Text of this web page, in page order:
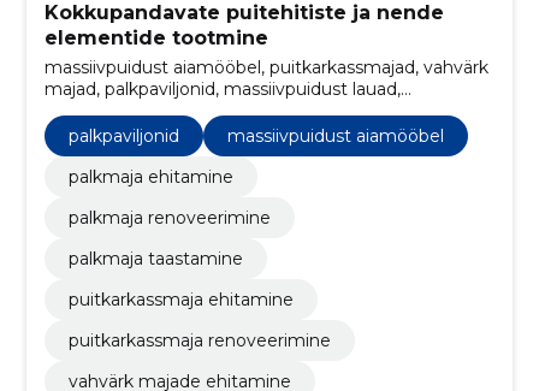
Kokkupandavate puitehitiste ja nende
elementide tootmine
massiivpuidust aiamööbel, puitkarkassmajad, vahvärk
majad, palkpaviljonid, massiivpuidust lauad,
massiivpuidust pingid, Puidutööd, palkmajade
renoveerimine, palkmajade ehitus, katusealused
palkpaviljonid
massiivpuidust aiamööbel
palkmaja ehitamine
palkmaja renoveerimine
palkmaja taastamine
puitkarkassmaja ehitamine
puitkarkassmaja renoveerimine
vahvärk majade ehitamine